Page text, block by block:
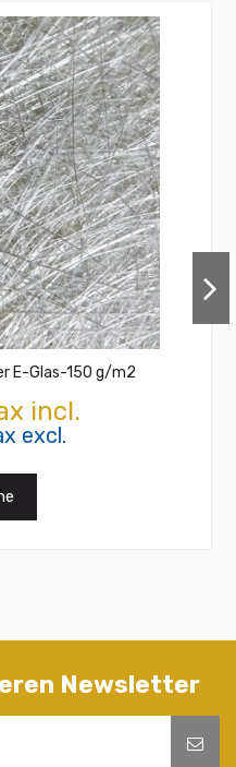
E-Glas-150 g/m2
incl.
excl.
Newsletter